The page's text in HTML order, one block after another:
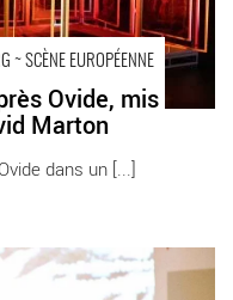
~ SCÈNE EUROPÉENNE
Ovide, mis
Marton
dans un [...]
sortie Théâtre
- Scène européenne